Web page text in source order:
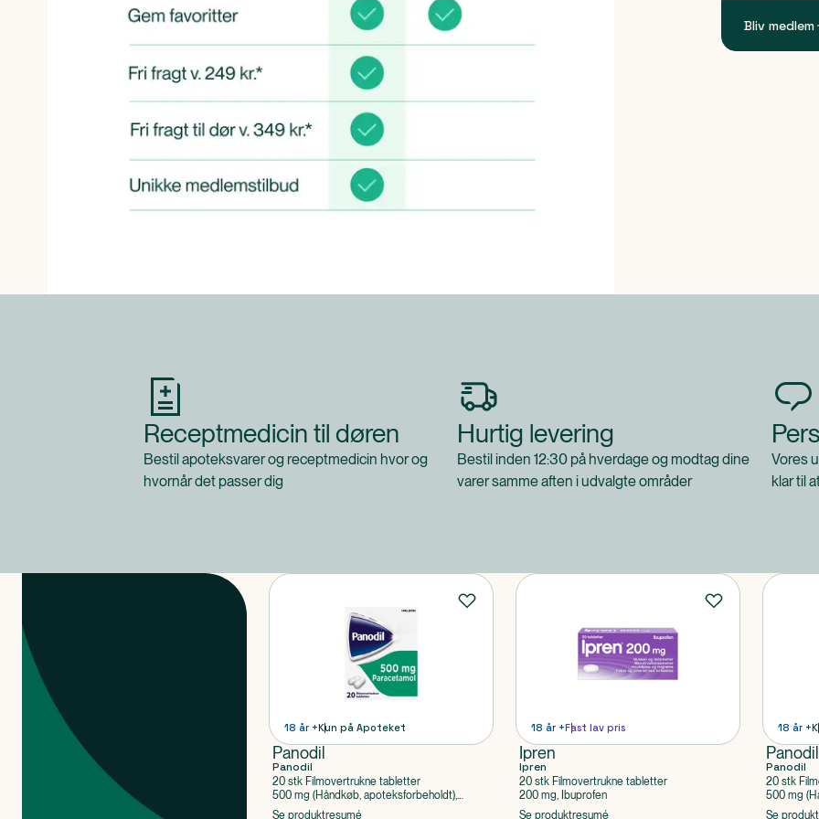
Bliv medlem
Receptmedicin til døren
Bestil apoteksvarer og receptmedicin hvor og
hvornår det passer dig
Hurtig levering
Bestil inden 12:30 på hverdage og modtag dine
varer samme aften i udvalgte områder
Vores
klar til
18 år +Kun på Apoteket
Panodil
Panodil
20 stk Filmovertrukne tabletter
500 mg (Håndkøb, apoteksforbeholdt),
Paracetamol
Se produktresumé
18 år +Fast lav pris
Ipren
Ipren
20 stk Filmovertrukne tabletter
200 mg, Ibuprofen
Se produktresumé
18 år +
Panodil
20 stk
500 mg
Se